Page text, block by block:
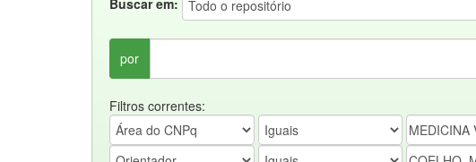
por
Filtros correntes: